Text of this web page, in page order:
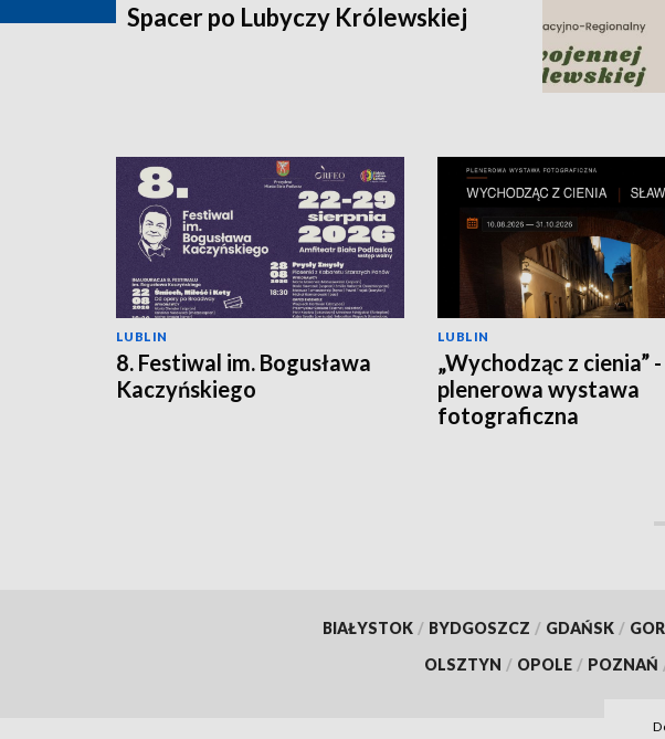
Spacer po Lubyczy Królewskiej
LUBLIN
8. Festiwal im. Bogusława
Kaczyńskiego
LUBLIN
„Wychodząc z cienia” -
plenerowa wystawa
fotograficzna
BIAŁYSTOK / BYDGOSZCZ / GDAŃSK /
OLSZTYN / OPOLE / POZNAŃ